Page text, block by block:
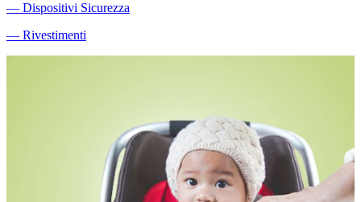
― Dispositivi Sicurezza
― Rivestimenti